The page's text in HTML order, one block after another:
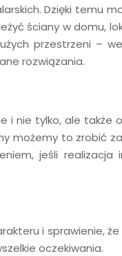
Dzięki temu
ściany w domu,
przestrzeni –
rozwiązania.
i nie tylko, ale także
możemy to zrobić
jeśli realizacja
i sprawienie,
oczekiwania.